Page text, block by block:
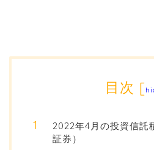
目次 [
2022年4月の投資信託
証券）